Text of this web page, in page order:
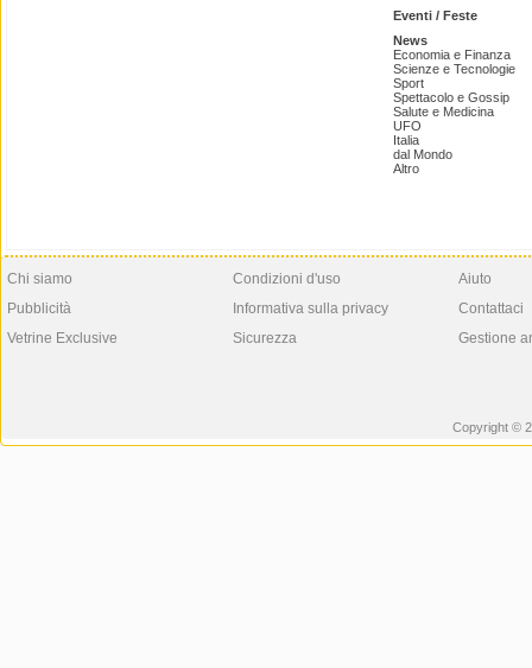
Eventi / Feste
News
Economia e Finanza
Scienze e Tecnologie
Sport
Spettacolo e Gossip
Salute e Medicina
UFO
Italia
dal Mondo
Altro
Chi siamo
Pubblicità
Vetrine Exclusive
Condizioni d'uso
Informativa sulla privacy
Sicurezza
Aiuto
Contattaci
Gestione
Copyright ©